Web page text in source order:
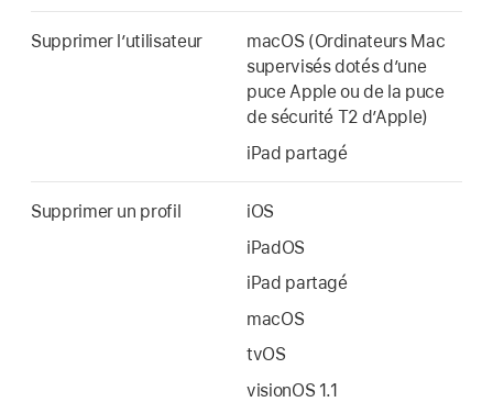
Supprimer l’utilisateur
macOS (Ordinateurs Mac
supervisés dotés dʼune
puce Apple ou de la puce
de sécurité T2 dʼApple)
iPad partagé
Supprimer un profil
iOS
iPadOS
iPad partagé
macOS
tvOS
visionOS 1.1